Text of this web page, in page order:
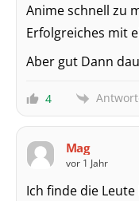
Anime schnell zu
Erfolgreiches mit
Aber gut Dann
4
Mag
vor 1 Jahr
Ich finde die